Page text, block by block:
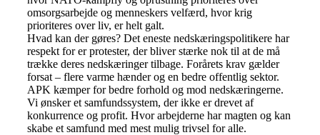
omsorgsarbejde og menneskers velfærd, hvor krig
prioriteres over liv, er helt galt.
Hvad kan der gøres? Det eneste nedskæringspolitikere har
respekt for er protester, der bliver stærke nok til at de må
trække deres nedskæringer tilbage. Forårets krav gælder
forsat – flere varme hænder og en bedre offentlig sektor.
APK kæmper for bedre forhold og mod nedskæringerne.
Vi ønsker et samfundssystem, der ikke er drevet af
konkurrence og profit. Hvor arbejderne har magten og kan
skabe et samfund med mest mulig trivsel for alle.